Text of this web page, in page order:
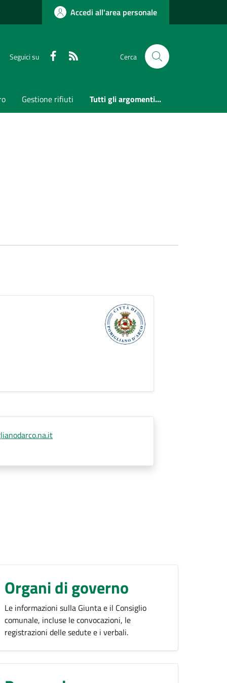
Accedi all'area personale
Seguici su Faceboook Cerca
Gestione rifiuti Tutti gli argomenti...
Organi di governo
Le informazioni sulla Giunta e il Consiglio
comunale, incluse le convocazioni, le
registrazioni delle sedute e i verbali.